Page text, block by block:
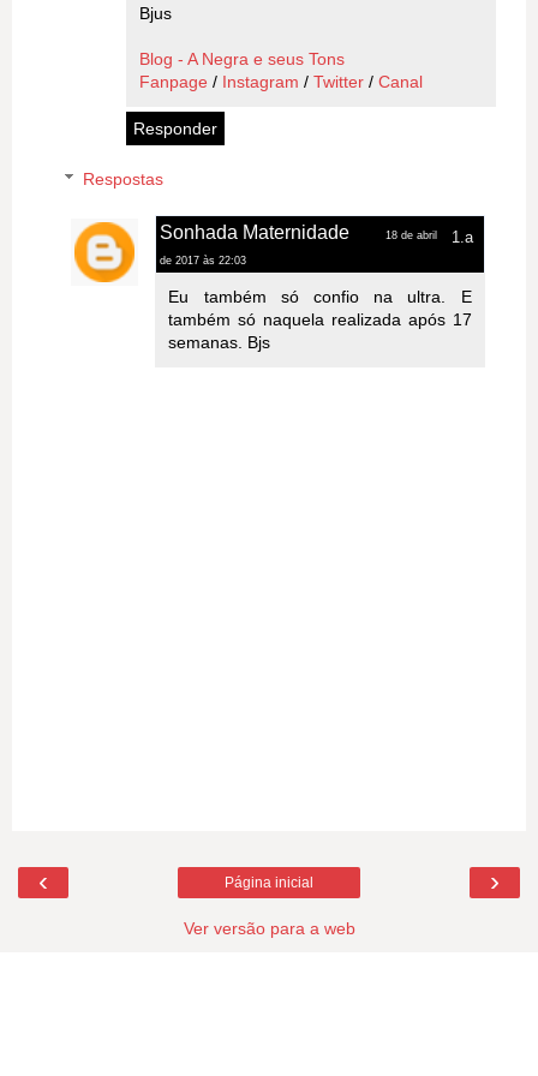
Bjus
Blog - A Negra e seus Tons
Fanpage / Instagram / Twitter / Canal
Responder
Respostas
Sonhada Maternidade 18 de abril
de 2017 às 22:03
Eu também só confio na ultra. E
também só naquela realizada após 17
semanas. Bjs
‹ ›
Página inicial
Ver versão para a web